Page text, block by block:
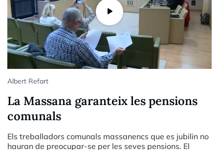
Albert Refart
La Massana garanteix les pensions
comunals
Els treballadors comunals massanencs que es jubilin no
hauran de preocupar-se per les seves pensions. El